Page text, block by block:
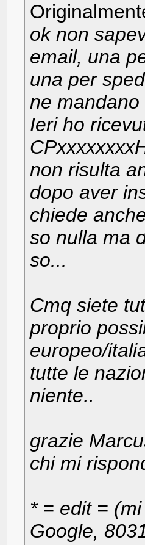
ok non
email, una
una per
ne
Ieri ho
non risulta
dopo aver
chiede
so nulla ma
so...
Cmq siete
proprio
europeo/
tutte le
niente..
grazie
chi mi
* = edit =
Google,